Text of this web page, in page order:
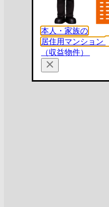
本人・家族の
居住用マンション
（収益物件）